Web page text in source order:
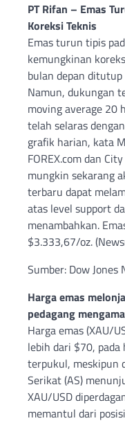
PT Rifan – Emas
Koreksi Teknis
Emas turun tipis
kemungkinan
bulan depan
Namun, dukungan
moving average 20
telah selaras
grafik harian, kata
FOREX.com dan
mungkin sekarang
terbaru dapat
atas level support
menambahkan.
$3.333,67/oz.
Sumber: Dow Jones
Harga emas
pedagang
Harga emas (XAU/
lebih dari $70, pada
terpukul, meskipun
Serikat (AS)
XAU/USD
memantul dari